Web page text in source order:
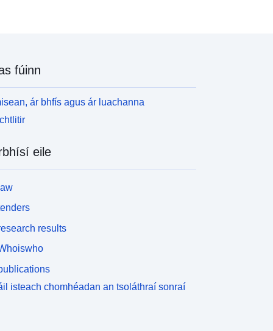
fúinn
ár bhfís agus ár luachanna
eile
results
isteach chomhéadan an tsoláthraí sonraí